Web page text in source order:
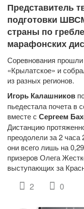
Представитель
подготовки
страны по
марафонских
Соревнования
«Крылатское» и
из разных регионов.
Игорь Калашников
пьедестала почета в
вместе с Сергеем
Дистанцию
преодолели за 2
они всего лишь на
призеров Олега
выступающих за
2 0